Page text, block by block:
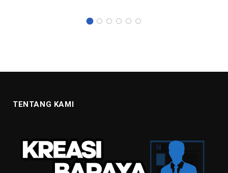
TENTANG KAMI